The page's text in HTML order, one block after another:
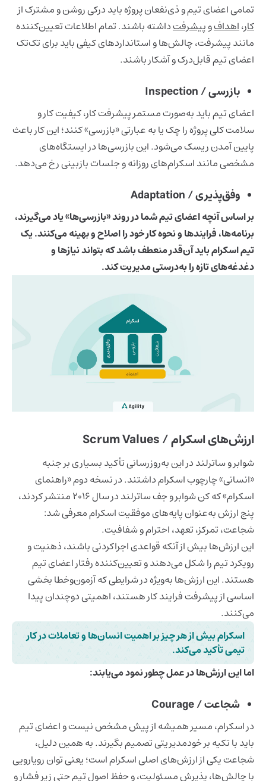
تمامی اعضای تیم و ذی‌نفعان پروژه باید درکی روشن و مشترک از
کار،اهدافوپیشرفتداشته باشند. تمام اطلاعات تعیین‌کننده
مانند پیشرفت، چالش‌ها و استانداردهای کیفی باید برای تک‌تک
اعضای تیم قابل‌درک و آشکار باشند.
بازرسی / Inspection
اعضای تیم باید به‌صورت مستمر پیشرفت کار، کیفیت کار و
سلامت کلی پروژه را چک یا به عبارتی «بازرسی» کنند؛ این کار باعث
پایین آمدن ریسک می‌شود. این بازرسی‌ها در ایستگاه‌های
مشخصی مانند اسکرام‌های روزانه و جلسات بازبینی رخ می‌دهد.
وفق‌پذیری / Adaptation
بر اساس آنچه اعضای تیم شما در روند «بازرسی‌ها» یاد می‌گیرند،
برنامه‌ها، فرایندها و نحوه کار خود را اصلاح و بهینه می‌کنند. یک
تیم اسکرام باید آن‌قدر منعطف باشد که بتواند نیازها و
دغدغه‌های تازه را به‌درستی مدیریت کند.
ارزش‌های اسکرام / Scrum Values
شوابر و ساترلند در این به‌روزرسانی تأکید بسیاری بر جنبه
«انسانی» چارچوب اسکرام داشتند. در نسخه دوم «راهنمای
اسکرام» که کن شوابر و جف ساترلند در سال 2016 منتشر کردند،
پنج ارزش به‌عنوان پایه‌های موفقیت اسکرام معرفی شد:
شجاعت، تمرکز، تعهد، احترام و شفافیت.
این ارزش‌ها بیش از آنکه قواعدی اجراکردنی باشند، ذهنیت و
رویکرد تیم را شکل می‌دهند و تعیین‌کننده رفتار اعضای تیم
هستند. این ارزش‌ها به‌ویژه در شرایطی که آزمون‌وخطا بخشی
اساسی از پیشرفت فرایند کار هستند، اهمیتی دوچندان پیدا
می‌کنند.
اسکرام بیش از هر چیز بر اهمیت انسان‌ها و تعاملات در کار
تیمی تأکید می‌کند.
اما این ارزش‌ها در عمل چطور نمود می‌یابند:
شجاعت / Courage
در اسکرام، مسیر همیشه از پیش مشخص نیست و اعضای تیم
باید با تکیه بر خودمدیریتی تصمیم بگیرند. به همین دلیل،
شجاعت یکی از ارزش‌های اصلی اسکرام است؛ یعنی توان رویارویی
با چالش‌ها، پذیرش مسئولیت، و حفظ اصول تیم حتی زیر فشار و